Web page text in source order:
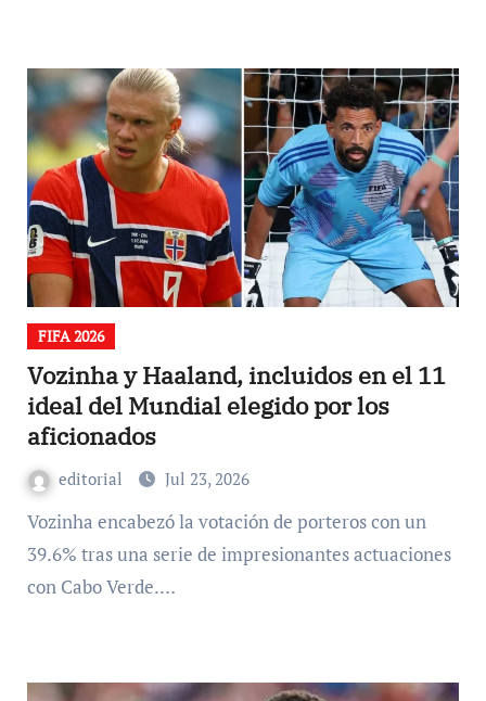
FIFA 2026
Vozinha y Haaland, incluidos en el 11
ideal del Mundial elegido por los
aficionados
editorial Jul 23, 2026
Vozinha encabezó la votación de porteros con ​un
39.6% tras una serie de impresionantes actuaciones
con Cabo ​Verde.…